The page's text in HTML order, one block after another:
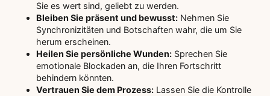
Sie es wert sind, geliebt zu werden.
Bleiben Sie präsent und bewusst: Nehmen Sie
Synchronizitäten und Botschaften wahr, die um Sie
herum erscheinen.
Heilen Sie persönliche Wunden: Sprechen Sie
emotionale Blockaden an, die Ihren Fortschritt
behindern könnten.
Vertrauen Sie dem Prozess: Lassen Sie die Kontrolle